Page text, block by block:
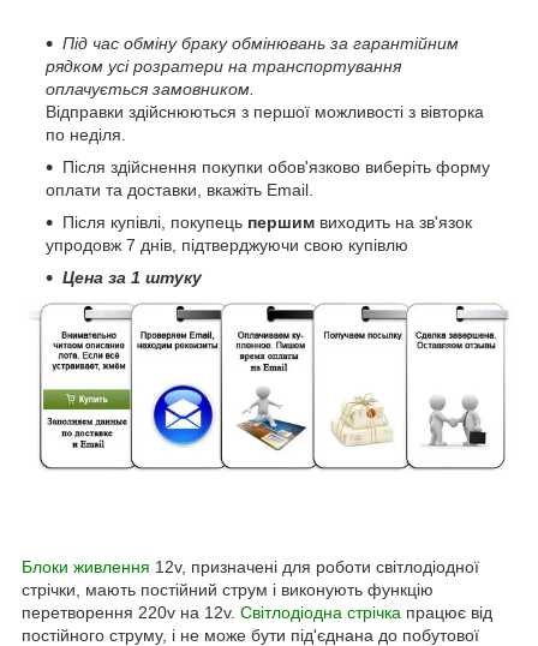
Під час обміну браку обмінювань за гарантійним
рядком усі розратери на транспортування
оплачується замовником.
Відправки здійснюються з першої можливості з вівторка
по неділя.
Після здійснення покупки обов'язково виберіть форму
оплати та доставки, вкажіть Email.
Після купівлі, покупець першим виходить на зв'язок
упродовж 7 днів, підтверджуючи свою купівлю
Цена за 1 штуку
Блоки живлення 12v, призначені для роботи світлодіодної
стрічки, мають постійний струм і виконують функцію
перетворення 220v на 12v. Світлодіодна стрічка працює від
постійного струму, і не може бути під'єднана до побутової